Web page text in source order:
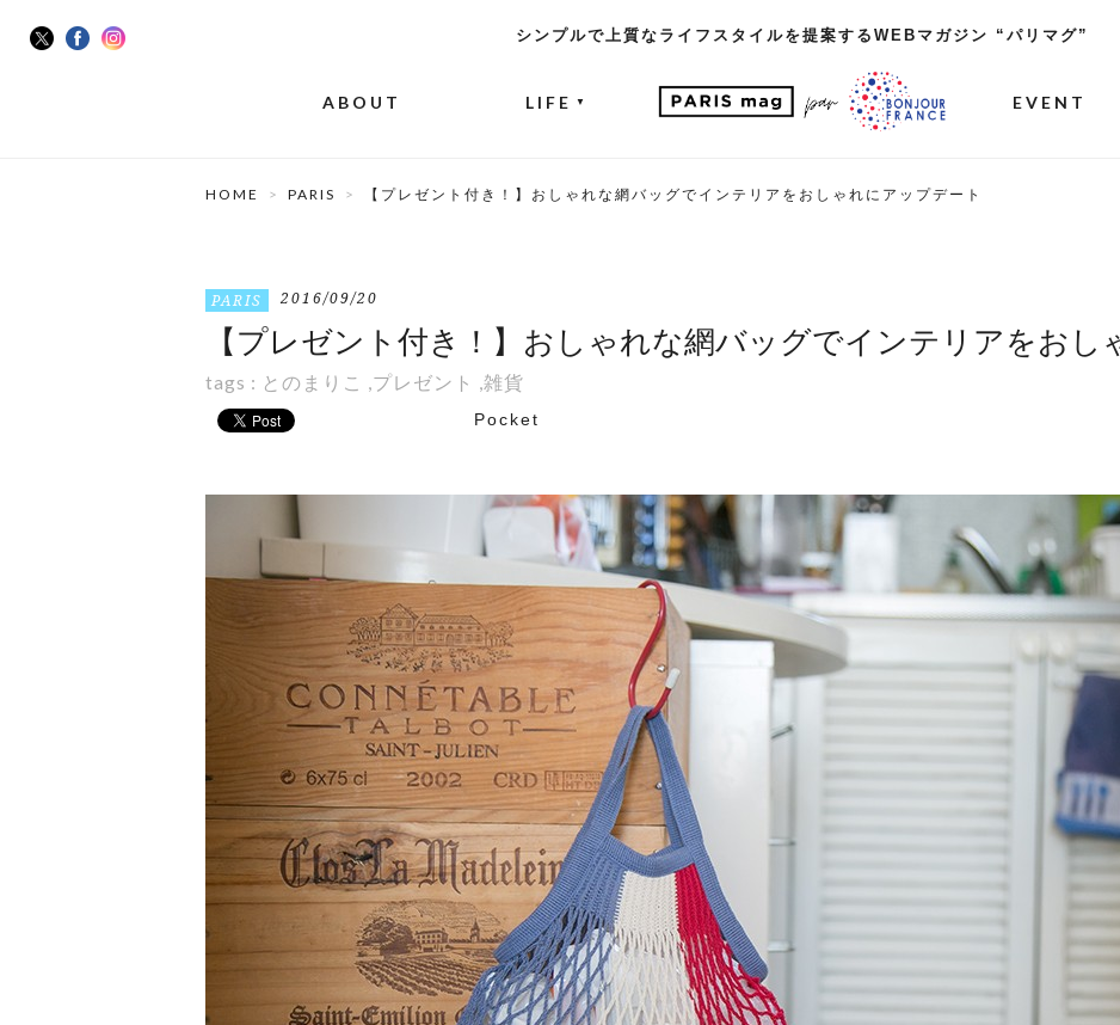
シンプルで上質なライフスタイルを提案するWEBマガジン “パリマグ”
ABOUT LIFE ▼ EVENT
HOME PARIS 【プレゼント付き！】おしゃれな網バッグでインテリアをおしゃれにアップデート
PARIS 2016/09/20
【プレゼント付き！】おしゃれな網バッグでインテリアをおし
tags : とのまりこ ,プレゼント ,雑貨
Pocket